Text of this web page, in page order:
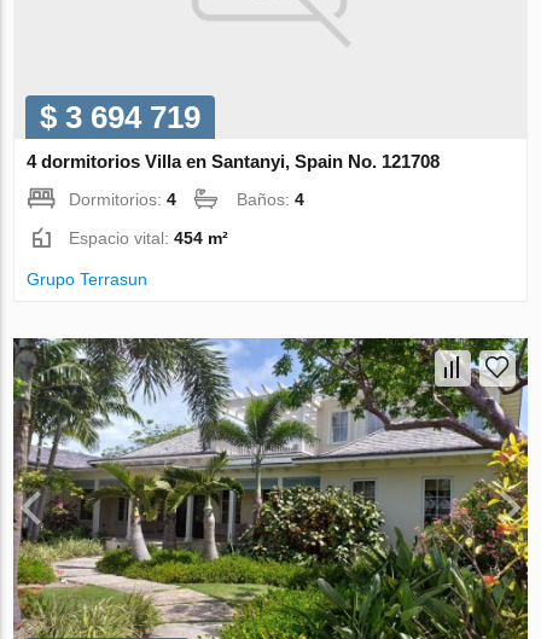
$ 3 694 719
4 dormitorios Villa en Santanyi, Spain No. 121708
Dormitorios:4 Baños:4
Espacio vital:454 m²
Grupo Terrasun